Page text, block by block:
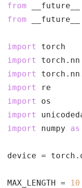
from __future__
from __future__
import
torch
import
torch.nn
import
import
re
import
os
import
import
numpy as
device =
MAX_LENGTH = 10